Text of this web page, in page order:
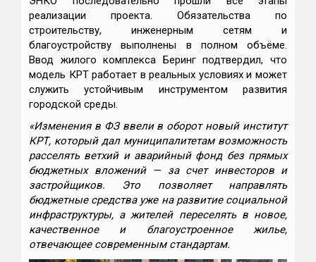
реализации проекта. Обязательства по
строительству, инженерным сетям и
благоустройству выполнены в полном объёме.
Ввод жилого комплекса Беринг подтвердил, что
модель КРТ работает в реальных условиях и может
служить устойчивым инструментом развития
городской среды.
«Изменения в ФЗ ввели в оборот новый институт
КРТ, который дал муниципалитетам возможность
расселять ветхий и аварийный фонд без прямых
бюджетных вложений — за счет инвесторов и
застройщиков. Это позволяет направлять
бюджетные средства уже на развитие социальной
инфраструктуры, а жителей переселять в новое,
качественное и благоустроенное жилье,
отвечающее современным стандартам.